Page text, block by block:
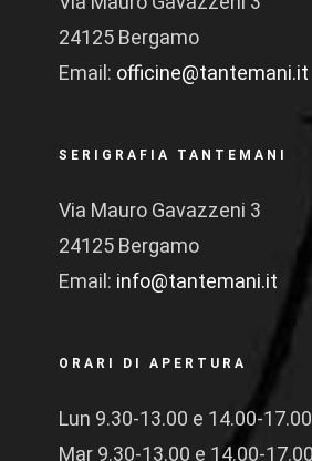
Email:officine@tantemani.it
Via Mauro Gavazzeni 3
Email:info@tantemani.it
Lun 9.30-13.00 e 14.00-17.00
Mar 9.30-13.00 e 14.00-17.00
Mer 9.30-13.00 e 14.00-17.00